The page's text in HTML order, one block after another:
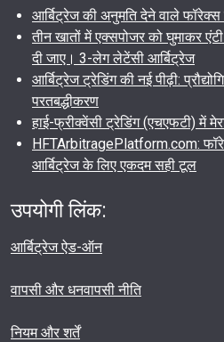
आर्बिट्रेज की अनुमति देने वाले
तीन खातों में एक्सपोजर को घुमाकर
दी जाए। 3-लेग लेटेंसी आर्बिट्रेज
आर्बिट्रेज ट्रेडिंग की नई पीढ़ी:
परतबद्धीकरण
हाई-फ्रीक्वेंसी ट्रेडिंग (एचएफटी) में
HFTArbitragePlatform.com:
आर्बिट्रेज के लिए एकदम सही टूल
उपयोगी लिंक:
आर्बिट्रेज ऐड-ऑन
वापसी और धनवापसी नीति
नियम और शर्तें